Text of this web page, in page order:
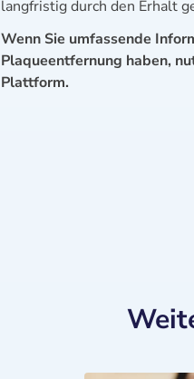
langfristig durch den Erhalt
Wenn Sie umfassende
Plaqueentfernung haben,
Plattform.